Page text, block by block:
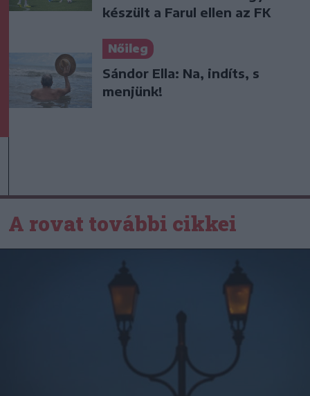
készült a Farul ellen az FK
Nőileg
Sándor Ella: Na, indíts, s
menjünk!
A rovat további cikkei